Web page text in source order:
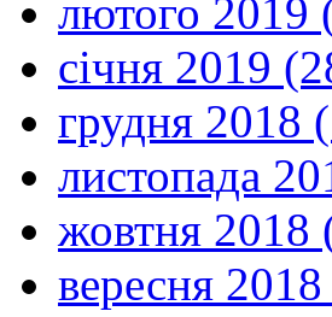
лютого 2019
січня 2019
грудня 2018
листопада
жовтня 2018
вересня